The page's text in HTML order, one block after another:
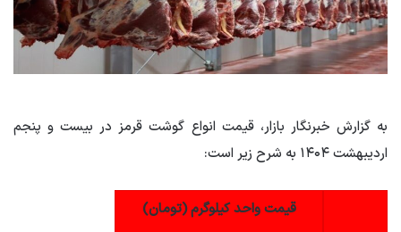
به گزارش خبرنگار بازار، قیمت انواع گوشت قرمز در بیست و پنجم
اردیبهشت ۱۴۰۴ به شرح زیر است:
قیمت واحد کیلوگرم (تومان)